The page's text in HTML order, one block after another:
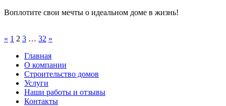
Воплотите свои мечты о идеальном доме в жизнь!
« 1 2 3 … 32 »
Главная
О компании
Строительство домов
Услуги
Наши работы и отзывы
Контакты